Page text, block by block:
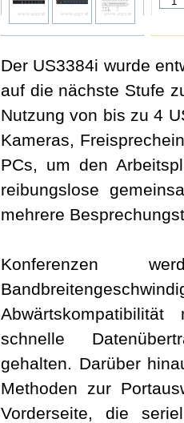
Der US3384i wurde
auf die nächste Stufe
Nutzung von bis zu 4
Kameras,
PCs, um den
reibungslose
mehrere
Konferenzen
schnelle
gehalten. Darüber
Methoden zur
Vorderseite, die